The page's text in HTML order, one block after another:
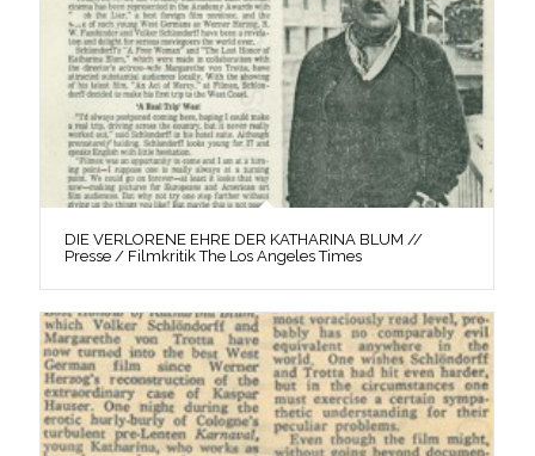
DIE VERLORENE EHRE DER KATHARINA BLUM //
Presse / Filmkritik The Los Angeles Times